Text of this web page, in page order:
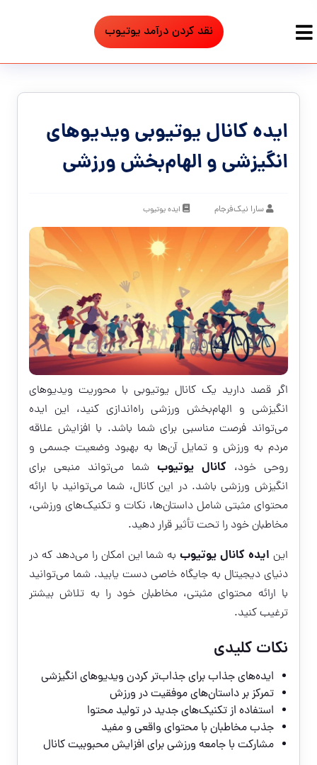
نقد کردن درآمد یوتیوب
ایده کانال یوتیوبی ویدیوهای
انگیزشی و الهام‌بخش ورزشی
سارا نیک‌فرجام ایده یوتیوب
اگر قصد دارید یک کانال یوتیوبی با محوریت ویدیوهای
انگیزشی و الهام‌بخش ورزشی راه‌اندازی کنید، این ایده
می‌تواند فرصت مناسبی برای شما باشد. با افزایش علاقه
مردم به ورزش و تمایل آن‌ها به بهبود وضعیت جسمی و
روحی خود،کانال یوتیوب شما می‌تواند منبعی برای
انگیزش ورزشی باشد. در این کانال، شما می‌توانید با ارائه
محتوای مثبتی شامل داستان‌ها، نکات و تکنیک‌های ورزشی،
مخاطبان خود را تحت تأثیر قرار دهید.
این ایده کانال یوتیوببه شما این امکان را می‌دهد که در
دنیای دیجیتال به جایگاه خاصی دست یابید. شما می‌توانید
با ارائه محتوای مثبتی، مخاطبان خود را به تلاش بیشتر
ترغیب کنید.
نکات کلیدی
ایده‌های جذاب برای جذاب‌تر کردن ویدیوهای انگیزشی
تمرکز بر داستان‌های موفقیت در ورزش
استفاده از تکنیک‌های جدید در تولید محتوا
جذب مخاطبان با محتوای واقعی و مفید
مشارکت با جامعه ورزشی برای افزایش محبوبیت کانال